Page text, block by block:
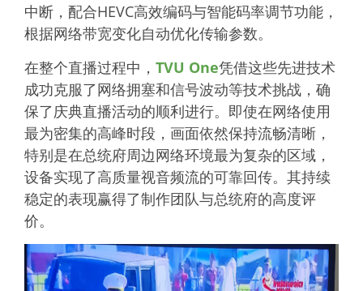
中断，配合HEVC高效编码与智能码率调节功能，
根据网络带宽变化自动优化传输参数。
在整个直播过程中， TVU One凭借这些先进技术
成功克服了网络拥塞和信号波动等技术挑战，确
保了庆典直播活动的顺利进行。即使在网络使用
最为密集的高峰时段，画面依然保持流畅清晰，
特别是在总统府周边网络环境最为复杂的区域，
设备实现了高质量视音频流的可靠回传。其持续
稳定的表现赢得了制作团队与总统府的高度评
价。